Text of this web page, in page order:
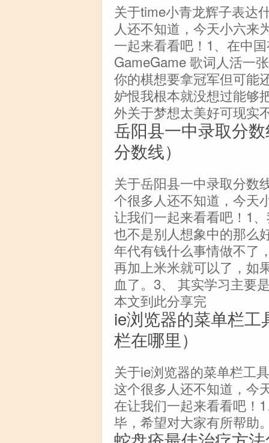
关于time小青龙辉子表达
人还不知道，今天小六来
一起来看看吧！1、在中
GameGame 歌词人活一
你的棋想要拿冠军但可能
妒恨我根本就没想过能够
外关于梦想太美好可现实
岳阳县一中录取分
分数线）
关于岳阳县一中录取分数
个很多人还不知道，今天
让我们一起来看看吧！1
也不是别人想象中的那么
年代有钱什么事情做不了
再加上米米就可以了，如
血了。3、 其实学习主要
本文到此分享完
ie浏览器的菜单栏
栏在哪里）
关于ie浏览器的菜单栏工
这个很多人还不知道，今
在让我们一起来看看吧！
毕，希望对大家有所帮助